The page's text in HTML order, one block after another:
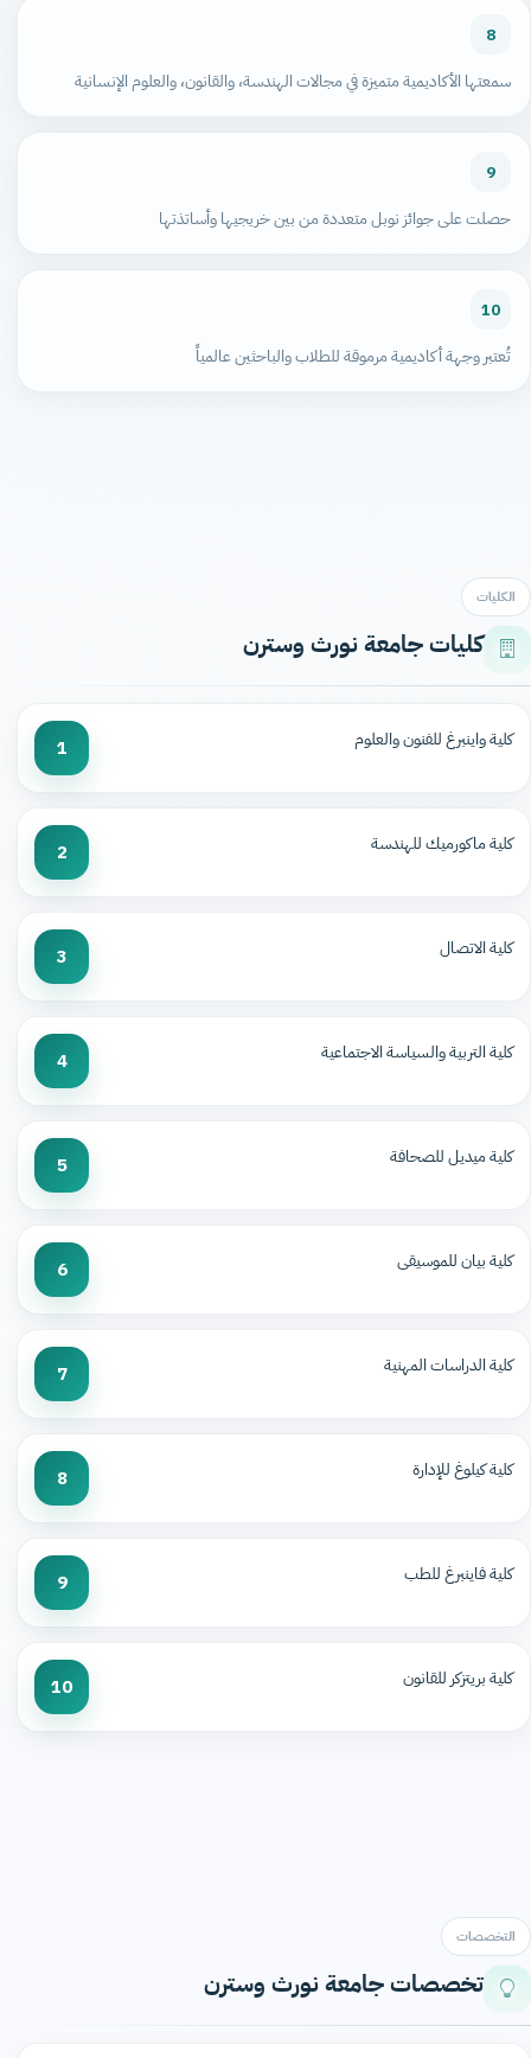
8
سمعتها الأكاديمية متميزة في مجالات الهندسة، والقانون، والعلوم الإنسانية
9
حصلت على جوائز نوبل متعددة من بين خريجيها وأساتذتها
10
تُعتبر وجهة أكاديمية مرموقة للطلاب والباحثين عالمياً
الكليات
كليات جامعة نورث وسترن
كلية واينبرغ للفنون والعلوم 1
كلية ماكورميك للهندسة 2
كلية الاتصال 3
كلية التربية والسياسة الاجتماعية 4
كلية ميديل للصحافة 5
كلية بيان للموسيقى 6
كلية الدراسات المهنية 7
كلية كيلوغ للإدارة 8
كلية فاينبرغ للطب 9
كلية بريتزكر للقانون 10
التخصصات
تخصصات جامعة نورث وسترن